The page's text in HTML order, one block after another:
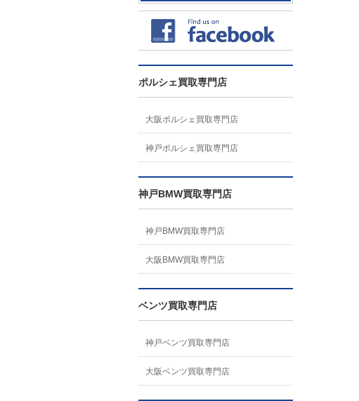
ポルシェ買取専門店
大阪ポルシェ買取専門店
神戸ポルシェ買取専門店
神戸BMW買取専門店
神戸BMW買取専門店
大阪BMW買取専門店
ベンツ買取専門店
神戸ベンツ買取専門店
大阪ベンツ買取専門店